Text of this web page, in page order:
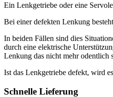
Ein Lenkgetriebe oder eine
Bei einer defekten Lenkung
In beiden Fällen sind dies
durch eine elektrische
Lenkung das nicht mehr odentlich
Ist das Lenkgetriebe defekt, wird
Schnelle Lieferung